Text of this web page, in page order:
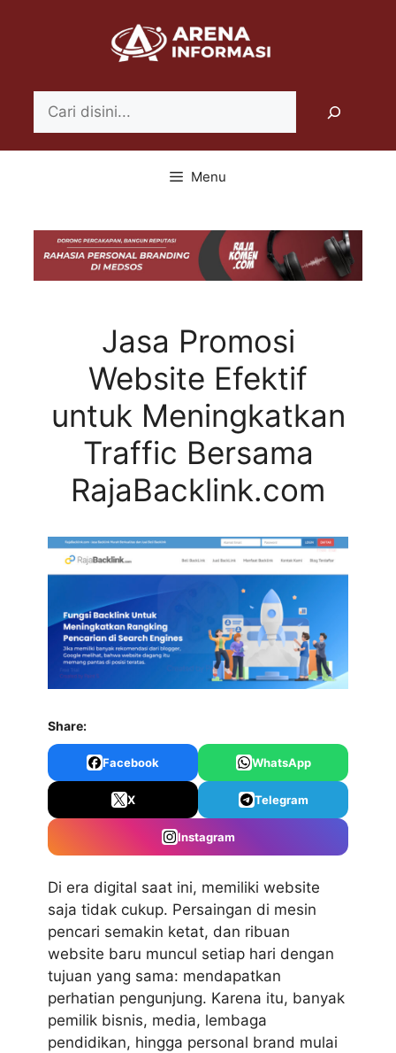
Menu
Jasa Promosi
Website Efektif
untuk Meningkatkan
Traffic Bersama
RajaBacklink.com
Share:
Facebook WhatsApp
X Telegram
Instagram
Di era digital saat ini, memiliki website
saja tidak cukup. Persaingan di mesin
pencari semakin ketat, dan ribuan
website baru muncul setiap hari dengan
tujuan yang sama: mendapatkan
perhatian pengunjung. Karena itu, banyak
pemilik bisnis, media, lembaga
pendidikan, hingga personal brand mulai